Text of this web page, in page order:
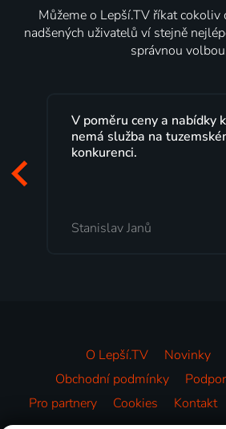
Můžeme o Lepší.TV říkat cokoliv
nadšených uživatelů ví stejně
správnou
Lepší.TV sleduji už
maximální spokojeností.
programů a nemuset běžet
Milada Tomešová
O Lepší.TV Novinky
Obchodní podmínky
Pro partnery
Cookies Kontakt